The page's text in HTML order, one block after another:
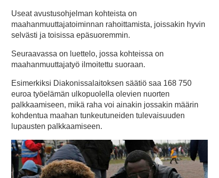
Useat avustusohjelman kohteista on
maahanmuuttajatoiminnan rahoittamista, joissakin hyvin
selvästi ja toisissa epäsuoremmin.
Seuraavassa on luettelo, jossa kohteissa on
maahanmuuttajatyö ilmoitettu suoraan.
Esimerkiksi Diakonissalaitoksen säätiö saa 168 750
euroa työelämän ulkopuolella olevien nuorten
palkkaamiseen, mikä raha voi ainakin jossakin määrin
kohdentua maahan tunkeutuneiden tulevaisuuden
lupausten palkkaamiseen.